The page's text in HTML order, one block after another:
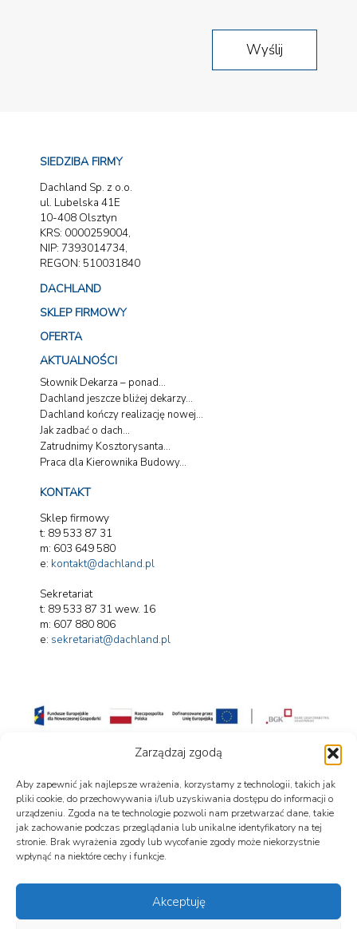
Zarządzaj zgodą
Aby zapewnić jak najlepsze wrażenia, korzystamy z technologii, takich jak
pliki cookie, do przechowywania i/lub uzyskiwania dostępu do informacji o
urządzeniu. Zgoda na te technologie pozwoli nam przetwarzać dane, takie
jak zachowanie podczas przeglądania lub unikalne identyfikatory na tej
stronie. Brak wyrażenia zgody lub wycofanie zgody może niekorzystnie
wpłynąć na niektóre cechy i funkcje.
Akceptuję
SIEDZIBA FIRMY
Dachland Sp. z o.o.
ul. Lubelska 41E
10-408 Olsztyn
KRS: 0000259004,
NIP: 7393014734,
REGON: 510031840
DACHLAND
SKLEP FIRMOWY
OFERTA
AKTUALNOŚCI
Słownik Dekarza – ponad...
Dachland jeszcze bliżej dekarzy...
Dachland kończy realizację nowej...
Jak zadbać o dach...
Zatrudnimy Kosztorysanta...
Praca dla Kierownika Budowy...
KONTAKT
Sklep firmowy
t: 89 533 87 31
m: 603 649 580
e: kontakt@dachland.pl
Sekretariat
t: 89 533 87 31 wew. 16
m: 607 880 806
e: sekretariat@dachland.pl
„Ograniczenie zużycia energii pierwotnej w firmie Dachland Marek Maleszka”
Projekt realizowany w ramach Programu Fundusze Europejskie dla Nowoczesnej
Całkowita wartość projektu: 1 771 000,00 PLN
Wkład Funduszy Europejskich: 966 900,00 PLN
Więcej informacji znajduje się w zakładce „Dofinansowanie”.
Polityka prywatności
We are using cookies to give you the best experience on our